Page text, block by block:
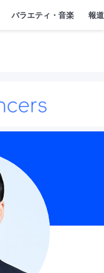
」トップページ
バラエティ・音楽 報